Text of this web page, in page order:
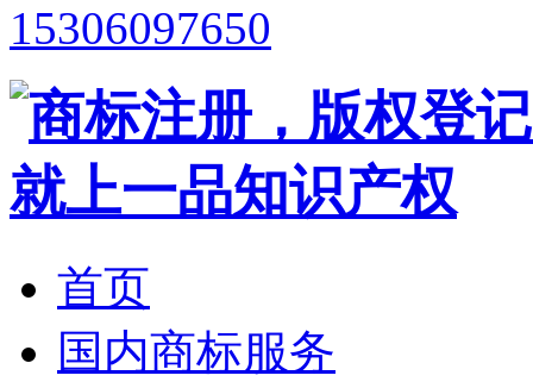
15306097650
首页
国内商标服务